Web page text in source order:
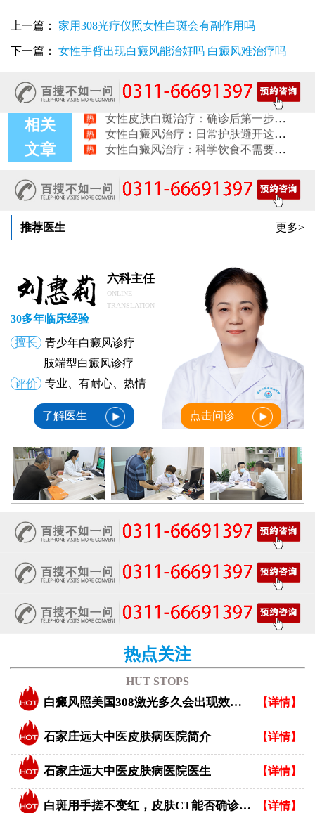
上一篇： 家用308光疗仪照女性白斑会有副作用吗
下一篇： 女性手臂出现白癜风能治好吗 白癜风难治疗吗
相关
文章
治疗女性皮肤病的医院：白斑患者康复训练指导手册
女性白癜风稳定期移植手术：需要满足哪些条件？
治疗女性皮肤病的医院：白斑患者线上复诊操作步骤
女性皮肤白斑治疗：确诊后第一步该做什么
女性白癜风治疗：日常护肤避开这些刺激成分
女性白癜风治疗：科学饮食不需要过度忌口
女性皮肤病医院白斑诊疗收费明细公开
推荐医生 更多>
六科主任
ONLINE
TRANSLATION
30多年临床经验
擅长
青少年白癜风诊疗
肢端型白癜风诊疗
评价
专业、有耐心、热情
了解医生 点击问诊
热点关注
HUT STOPS
白癜风照美国308激光多久会出现效果？ 【详情】
石家庄远大中医皮肤病医院简介 【详情】
石家庄远大中医皮肤病医院医生 【详情】
白斑用手搓不变红，皮肤CT能否确诊白癜风？ 【详情】